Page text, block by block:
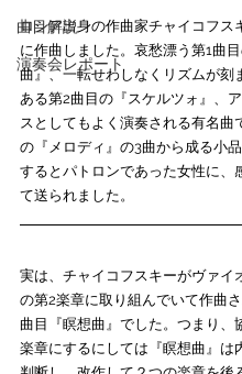
曲目解説
演奏会レポート
ロシア出身の作曲家チャイコフス
に作曲しました。哀愁漂う第1曲
曲』、一転せわしなくリズムが刻
ある第2曲目の『スケルツォ』、
スとしてもよく演奏される有名曲
の『メロディ』の3曲から成る小品
するとパトロンであった女性に、
て送られました。
実は、チャイコフスキーがヴァイ
の第2楽章に取り組んでいて作曲
曲目『瞑想曲』でした。つまり、
楽章にするにしては『瞑想曲』は